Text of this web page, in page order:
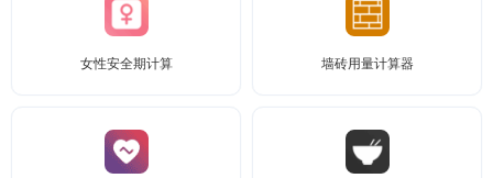
女性安全期计算 墙砖用量计算器